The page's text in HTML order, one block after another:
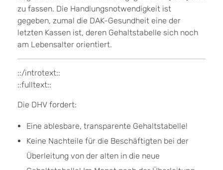
zu fassen. Die Handlungsnotwendigkeit ist
gegeben, zumal die DAK-Gesundheit eine der
letzten Kassen ist, deren Gehaltstabelle sich noch
am Lebensalter orientiert.
::/introtext::
::fulltext::
Die DHV fordert:
Eine ablesbare, transparente Gehaltstabelle!
Keine Nachteile für die Beschäftigten bei der
Überleitung von der alten in die neue